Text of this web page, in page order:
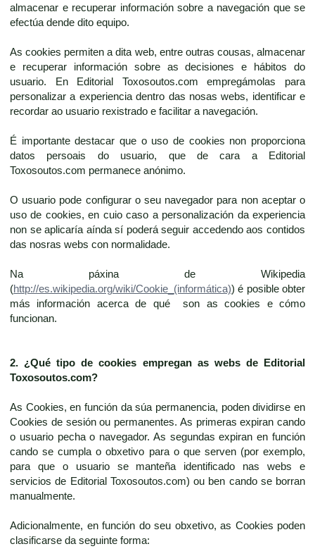
almacenar e recuperar información sobre a navegación que se
efectúa dende dito equipo.
As cookies permiten a dita web, entre outras cousas, almacenar
e recuperar información sobre as decisiones e hábitos do
usuario. En Editorial Toxosoutos.com empregámolas para
personalizar a experiencia dentro das nosas webs, identificar e
recordar ao usuario rexistrado e facilitar a navegación.
É importante destacar que o uso de cookies non proporciona
datos persoais do usuario, que de cara a Editorial
Toxosoutos.com permanece anónimo.
O usuario pode configurar o seu navegador para non aceptar o
uso de cookies, en cuio caso a personalización da experiencia
non se aplicaría aínda sí poderá seguir accedendo aos contidos
das nosras webs con normalidade.
Na páxina de Wikipedia
(http://es.wikipedia.org/wiki/Cookie_(informática)) é posible obter
más información acerca de qué son as cookies e cómo
funcionan.
2. ¿Qué tipo de cookies empregan as webs de
Editorial
Toxosoutos.com?
As Cookies, en función da súa permanencia, poden dividirse en
Cookies de sesión ou permanentes. As primeras expiran cando
o usuario pecha o navegador. As segundas expiran en función
cando se cumpla o obxetivo para o que serven (por exemplo,
para que o usuario se manteña identificado nas webs e
servicios de Editorial Toxosoutos.com) ou ben cando se borran
manualmente.
Adicionalmente, en función do seu obxetivo, as Cookies poden
clasificarse da seguinte forma: